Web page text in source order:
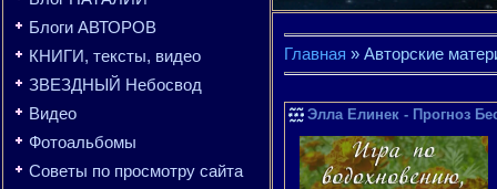
Блоги АВТОРОВ
КНИГИ, тексты, видео
ЗВЕЗДНЫЙ Небосвод
Видео
Фотоальбомы
Советы по просмотру сайта
Главная » Авторские
Элла Елинек - Прогноз